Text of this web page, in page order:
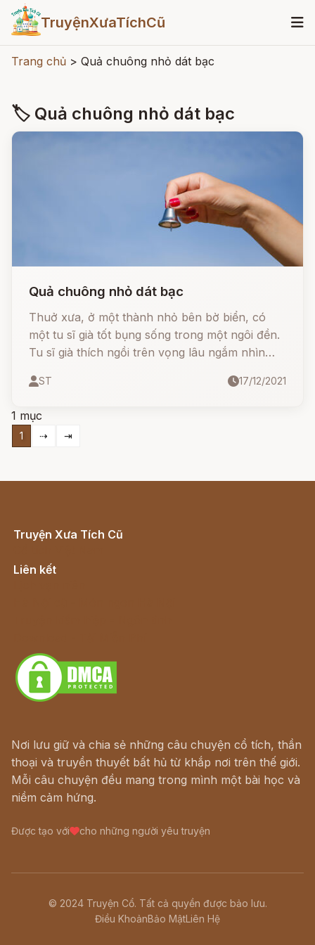
TruyệnXưaTíchCũ
Trang chủ > Quả chuông nhỏ dát bạc
🏷 Quả chuông nhỏ dát bạc
Quả chuông nhỏ dát bạc
Thuở xưa, ở một thành nhỏ bên bờ biển, có
một tu sĩ già tốt bụng sống trong một ngôi đền.
Tu sĩ già thích ngồi trên vọng lâu ngắm nhìn
có cảm giác quá cô đơn, tu sĩ đã cho treo trên
ST 17/12/2021
1 mục
1 ⇢ ⇥
Truyện Xưa Tích Cũ
Liên kết
Nơi lưu giữ và chia sẻ những câu chuyện cổ tích, thần
thoại và truyền thuyết bất hủ từ khắp nơi trên thế giới.
Mỗi câu chuyện đều mang trong mình một bài học và
niềm cảm hứng.
Được tạo với cho những người yêu truyện
© 2024 Truyện Cổ. Tất cả quyền được bảo lưu.
Điều KhoảnBảo MậtLiên Hệ